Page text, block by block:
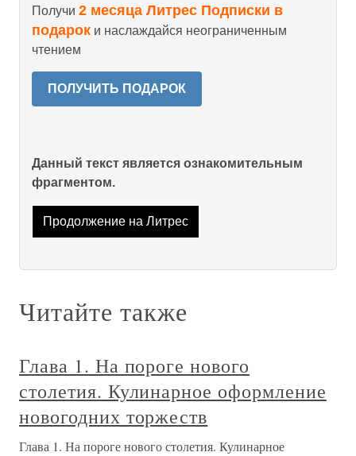
Получи 2 месяца Литрес Подписки в
подарок и наслаждайся неограниченным
чтением
ПОЛУЧИТЬ ПОДАРОК
Данный текст является ознакомительным
фрагментом.
Продолжение на Литрес
Читайте также
Глава 1. На пороге нового
столетия. Кулинарное оформление
новогодних торжеств
Глава 1. На пороге нового столетия. Кулинарное